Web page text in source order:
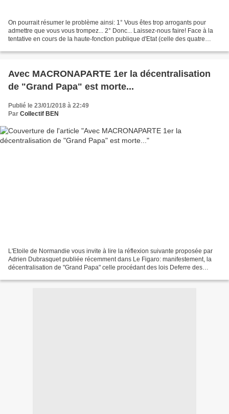
On pourrait résumer le problème ainsi: 1° Vous êtes trop arrogants pour
admettre que vous vous trompez... 2° Donc... Laissez-nous faire! Face à la
tentative en cours de la haute-fonction publique d'Etat (celle des quatre
Avec MACRONAPARTE 1er la décentralisation
de "Grand Papa" est morte...
Publié le 23/01/2018 à 22:49
Par Collectif BEN
L'Etoile de Normandie vous invite à lire la réflexion suivante proposée par
Adrien Dubrasquet publiée récemment dans Le Figaro: manifestement, la
décentralisation de "Grand Papa" celle procédant des lois Deferre des